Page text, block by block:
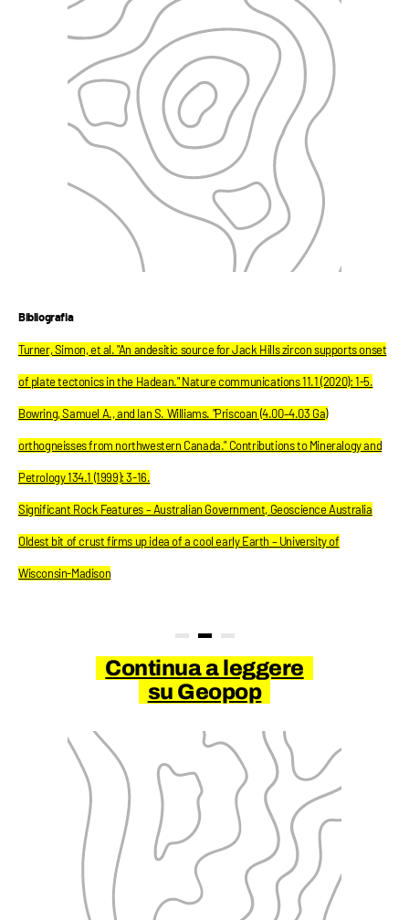
Bibliografia
Turner, Simon, et al. "An andesitic source for Jack Hills zircon supports onset
of plate tectonics in the Hadean." Nature communications 11.1 (2020): 1-5.
Bowring, Samuel A., and Ian S. Williams. "Priscoan (4.00–4.03 Ga)
orthogneisses from northwestern Canada." Contributions to Mineralogy and
Petrology 134.1 (1999): 3-16.
Significant Rock Features – Australian Government, Geoscience Australia
Oldest bit of crust firms up idea of a cool early Earth – University of
Wisconsin-Madison
Continua a leggere
su Geopop